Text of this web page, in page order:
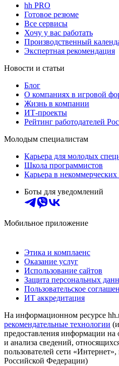
hh PRO
Готовое резюме
Все сервисы
Хочу у вас работать
Производственный
Экспертная рекомендация
Новости и статьи
Блог
О компаниях в игровой
Жизнь в компании
ИТ-проекты
Рейтинг работодателей
Молодым специалистам
Карьера для молодых
Школа программистов
Карьера в некоммерческих
Боты для уведомлений
Мобильное приложение
Этика и комплаенс
Оказание услуг
Использование сайтов
Защита персональных
Пользовательское
ИТ аккредитация
На информационном ресурсе
рекомендательные технологии
предоставления информации на
и анализа сведений,
пользователей сети
Российской Федерации)